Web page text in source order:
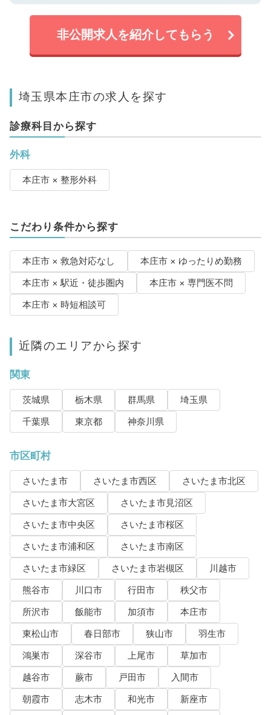
非公開求人を紹介してもらう
埼玉県本庄市の求人を探す
診療科目から探す
外科
本庄市 × 整形外科
こだわり条件から探す
本庄市 × 救急対応なし
本庄市 × ゆったりめ勤務
本庄市 × 駅近・徒歩圏内
本庄市 × 専門医不問
本庄市 × 時短相談可
近隣のエリアから探す
関東
茨城県 栃木県 群馬県
埼玉県
千葉県
東京都 神奈川県
市区町村
さいたま市 さいたま市西区
さいたま市北区
さいたま市大宮区
さいたま市見沼区
さいたま市中央区
さいたま市桜区
さいたま市浦和区
さいたま市南区
さいたま市緑区
さいたま市岩槻区
川越市
熊谷市
川口市 行田市
秩父市
所沢市
飯能市 加須市
本庄市
東松山市
春日部市 狭山市
羽生市
鴻巣市
深谷市 上尾市
草加市
越谷市
蕨市 戸田市
入間市
朝霞市
志木市 和光市
新座市